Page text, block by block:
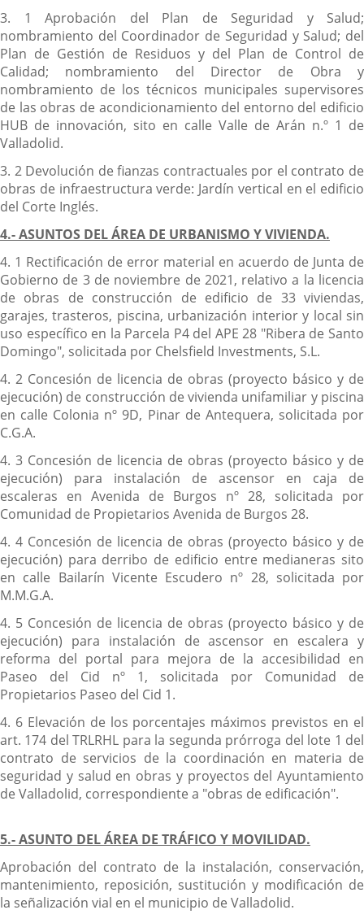
3. 1 Aprobación del Plan de Seguridad y Salud;
nombramiento del Coordinador de Seguridad y Salud; del
Plan de Gestión de Residuos y del Plan de Control de
Calidad; nombramiento del Director de Obra y
nombramiento de los técnicos municipales supervisores
de las obras de acondicionamiento del entorno del edificio
HUB de innovación, sito en calle Valle de Arán n.º 1 de
Valladolid.
3. 2 Devolución de fianzas contractuales por el contrato de
obras de infraestructura verde: Jardín vertical en el edificio
del Corte Inglés.
4.- ASUNTOS DEL ÁREA DE URBANISMO Y VIVIENDA.
4. 1 Rectificación de error material en acuerdo de Junta de
Gobierno de 3 de noviembre de 2021, relativo a la licencia
de obras de construcción de edificio de 33 viviendas,
garajes, trasteros, piscina, urbanización interior y local sin
uso específico en la Parcela P4 del APE 28 "Ribera de Santo
Domingo", solicitada por Chelsfield Investments, S.L.
4. 2 Concesión de licencia de obras (proyecto básico y de
ejecución) de construcción de vivienda unifamiliar y piscina
en calle Colonia nº 9D, Pinar de Antequera, solicitada por
C.G.A.
4. 3 Concesión de licencia de obras (proyecto básico y de
ejecución) para instalación de ascensor en caja de
escaleras en Avenida de Burgos nº 28, solicitada por
Comunidad de Propietarios Avenida de Burgos 28.
4. 4 Concesión de licencia de obras (proyecto básico y de
ejecución) para derribo de edificio entre medianeras sito
en calle Bailarín Vicente Escudero nº 28, solicitada por
M.M.G.A.
4. 5 Concesión de licencia de obras (proyecto básico y de
ejecución) para instalación de ascensor en escalera y
reforma del portal para mejora de la accesibilidad en
Paseo del Cid nº 1, solicitada por Comunidad de
Propietarios Paseo del Cid 1.
4. 6 Elevación de los porcentajes máximos previstos en el
art. 174 del TRLRHL para la segunda prórroga del lote 1 del
contrato de servicios de la coordinación en materia de
seguridad y salud en obras y proyectos del Ayuntamiento
de Valladolid, correspondiente a "obras de edificación".
5.- ASUNTO DEL ÁREA DE TRÁFICO Y MOVILIDAD.
Aprobación del contrato de la instalación, conservación,
mantenimiento, reposición, sustitución y modificación de
la señalización vial en el municipio de Valladolid.